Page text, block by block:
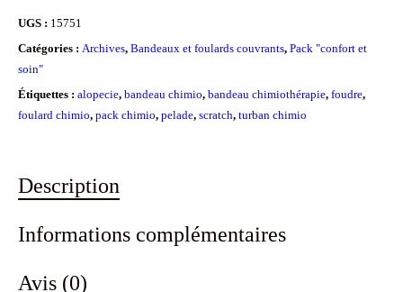
UGS : 15751
Catégories : Archives, Bandeaux et foulards couvrants, Pack "confort et
soin"
Étiquettes : alopecie, bandeau chimio, bandeau chimiothérapie, foudre,
foulard chimio, pack chimio, pelade, scratch, turban chimio
Description
Informations complémentaires
Avis (0)